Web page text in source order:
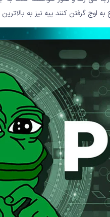
به اوج گرفتن کنند پپه نیز به